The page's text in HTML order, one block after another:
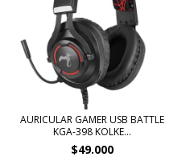
AURICULAR GAMER USB BATTLE
KGA-398 KOLKE...
$49.000